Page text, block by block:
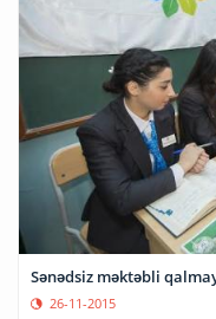
Sənədsiz məktəbli
26-11-2015